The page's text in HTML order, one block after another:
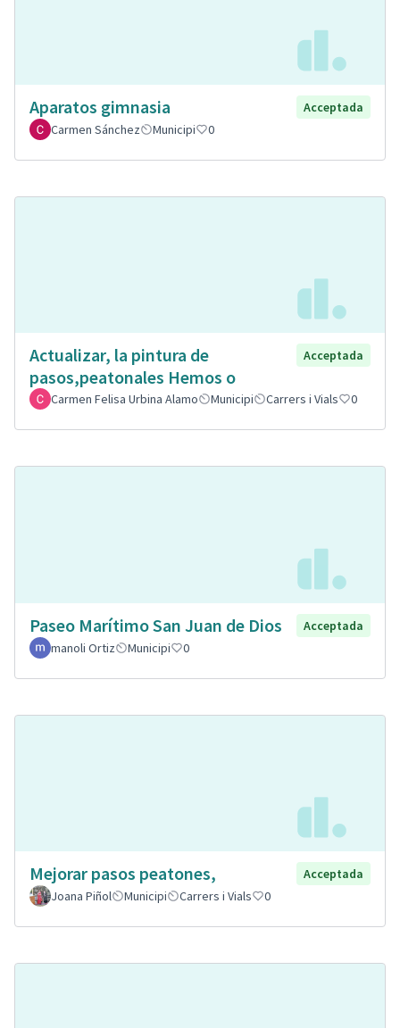
Aparatos gimnasia
Acceptada
Carmen Sánchez
Municipi 0
Actualizar, la pintura de
pasos,peatonales Hemos o
Acceptada
Carmen Felisa Urbina Alamo Municipi Carrers i Vials 0
Paseo Marítimo San Juan de Dios
Acceptada
manoli Ortiz
Municipi 0
Mejorar pasos peatones,
Acceptada
Joana Piñol
Municipi Carrers i Vials 0